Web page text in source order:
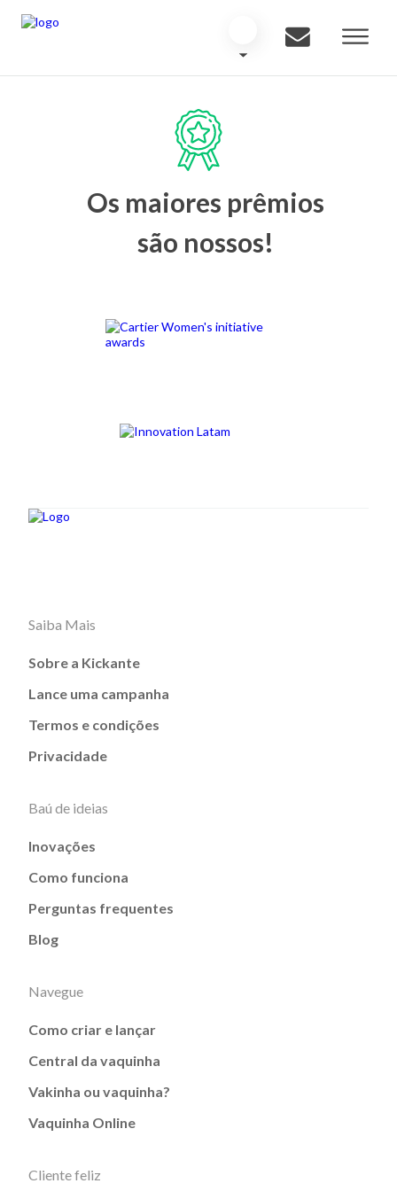
Os maiores prêmios
são nossos!
Saiba Mais
Sobre a Kickante
Lance uma campanha
Termos e condições
Privacidade
Baú de ideias
Inovações
Como funciona
Perguntas frequentes
Blog
Navegue
Como criar e lançar
Central da vaquinha
Vakinha ou vaquinha?
Vaquinha Online
Cliente feliz